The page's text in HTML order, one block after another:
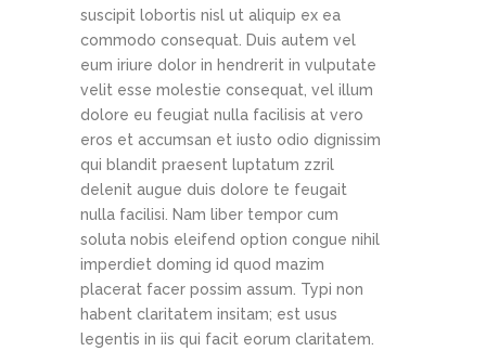
suscipit lobortis nisl ut aliquip ex ea
commodo consequat. Duis autem vel
eum iriure dolor in hendrerit in vulputate
velit esse molestie consequat, vel illum
dolore eu feugiat nulla facilisis at vero
eros et accumsan et iusto odio dignissim
qui blandit praesent luptatum zzril
delenit augue duis dolore te feugait
nulla facilisi. Nam liber tempor cum
soluta nobis eleifend option congue nihil
imperdiet doming id quod mazim
placerat facer possim assum. Typi non
habent claritatem insitam; est usus
legentis in iis qui facit eorum claritatem.